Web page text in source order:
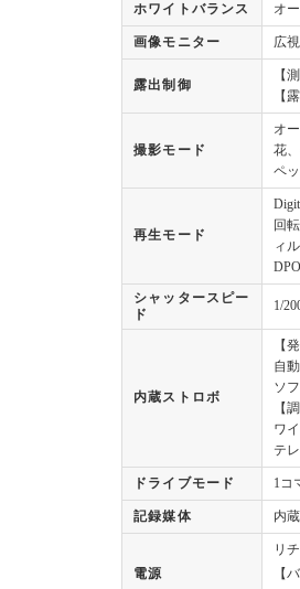
ホワイトバランス オ
画像モニター 広
露出制御
【
【
撮影モード
オ
花
ペ
再生モード
回
ィ
シャッタースピー
ド
1/
内蔵ストロボ
【
自
ソ
【
ワ
テ
ドライブモード 1コ
記録媒体 内
電源
リ
【